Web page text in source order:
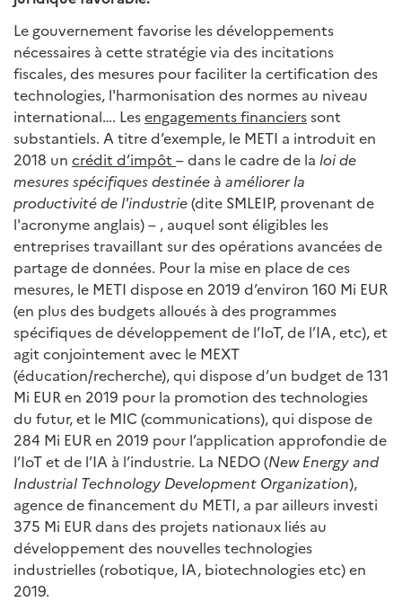
Le gouvernement favorise les développements
nécessaires à cette stratégie via des incitations
fiscales, des mesures pour faciliter la certification des
technologies, l'harmonisation des normes au niveau
international…. Lesengagements financierssont
substantiels. A titre d’exemple, le METI a introduit en
2018 un crédit d’impôt – dans le cadre de la loi de
mesures spécifiques destinée à améliorer la
productivité de l'industrie(dite SMLEIP, provenant de
l'acronyme anglais) – , auquel sont éligibles les
entreprises travaillant sur des opérations avancées de
partage de données. Pour la mise en place de ces
mesures, le METI dispose en 2019 d’environ 160 Mi EUR
(en plus des budgets alloués à des programmes
spécifiques de développement de l’IoT, de l’IA, etc), et
agit conjointement avec le MEXT
(éducation/recherche), qui dispose d’un budget de 131
Mi EUR en 2019 pour la promotion des technologies
du futur, et le MIC (communications), qui dispose de
284 Mi EUR en 2019 pour l’application approfondie de
l’IoT et de l’IA à l’industrie. La NEDO (New Energy and
Industrial Technology Development Organization),
agence de financement du METI, a par ailleurs investi
375 Mi EUR dans des projets nationaux liés au
développement des nouvelles technologies
industrielles (robotique, IA, biotechnologies etc) en
2019.